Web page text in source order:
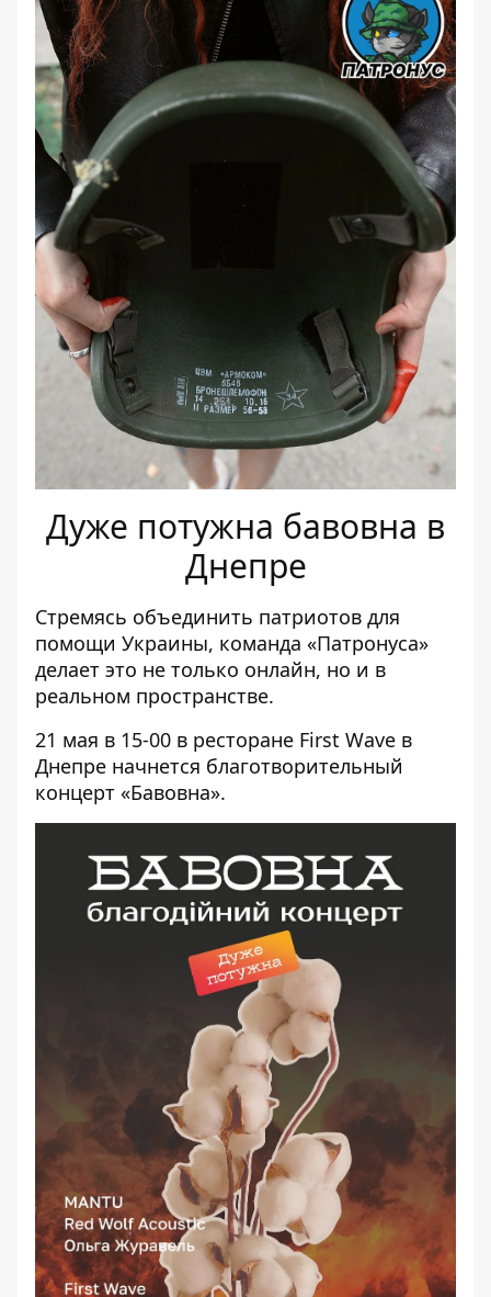
Дуже потужна бавовна в
Днепре
Стремясь объединить патриотов для
помощи Украины, команда «Патронуса»
делает это не только онлайн, но и в
реальном пространстве.
21 мая в 15-00 в ресторане First Wave в
Днепре начнется благотворительный
концерт «Бавовна».